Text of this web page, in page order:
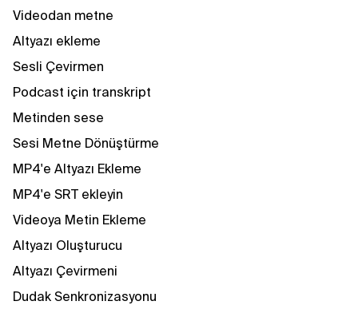
Videodan metne
Altyazı ekleme
Sesli Çevirmen
Podcast için transkript
Metinden sese
Sesi Metne Dönüştürme
MP4'e Altyazı Ekleme
MP4'e SRT ekleyin
Videoya Metin Ekleme
Altyazı Oluşturucu
Altyazı Çevirmeni
Dudak Senkronizasyonu